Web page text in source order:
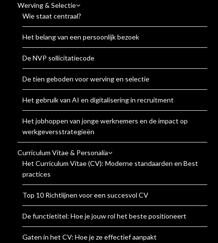
Werving & Selectie
Wie staat centraal?
Het belang van een persoonlijk bezoek
De NVP sollicitatiecode
De tien geboden voor werving en selectie
Het gebruik van AI en digitalisering in recruitment
Het jobhoppen van jonge werknemers en de impact op
werkgeversstrategieën
Curriculum Vitae & Personalia
Het Curriculum Vitae (CV): Moderne standaarden en Best
practices
Top 10 Richtlijnen voor een succesvol CV
De functietitel: Hoe je jouw rol het beste positioneert
Gaten in het CV: Hoe je ze effectief aanpakt